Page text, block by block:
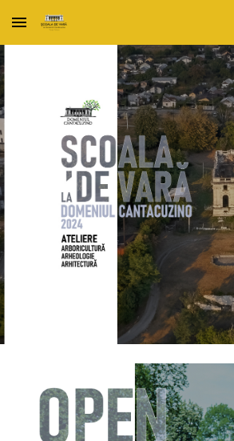
Skip to main content